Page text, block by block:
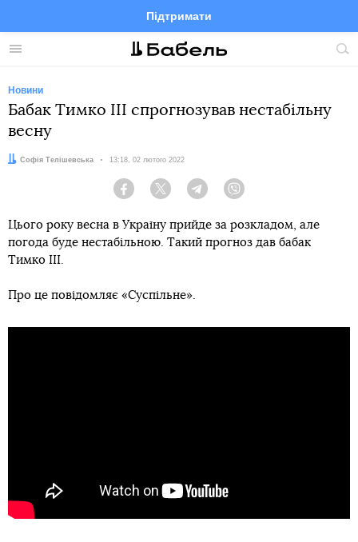
Меню
Підтримати
FacebookTelegramTwitter
Новини
Бабак Тимко III спрогнозував нестабільну
весну
Автор:
Софія Телішевська Дата:
13:18, 02 лютого 2022
Facebook Twitter Telegram
Цього року весна в Україну прийде за розкладом, але
погода буде нестабільною. Такий прогноз дав бабак
Тимко III.
Про це повідомляє «Суспільне».